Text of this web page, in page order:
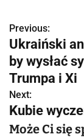
N
a
w
i
g
Previous:
Ukraiński
by wysłać
Trumpa i Xi
Next:
Kubie
Może Ci się